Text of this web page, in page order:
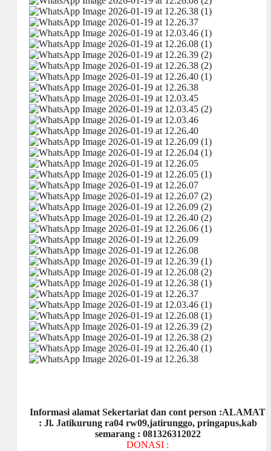
Informasi alamat Sekertariat dan cont person :ALAMAT
: Jl. Jatikurung ra04 rw09,jatirunggo, pringapus,kab
semarang : 081326312022
DONASI :